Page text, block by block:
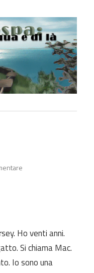
Ho venti anni.
Si chiama Mac.
Io sono una